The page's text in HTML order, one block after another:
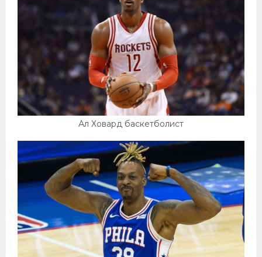
Ал Ховард баскетболист